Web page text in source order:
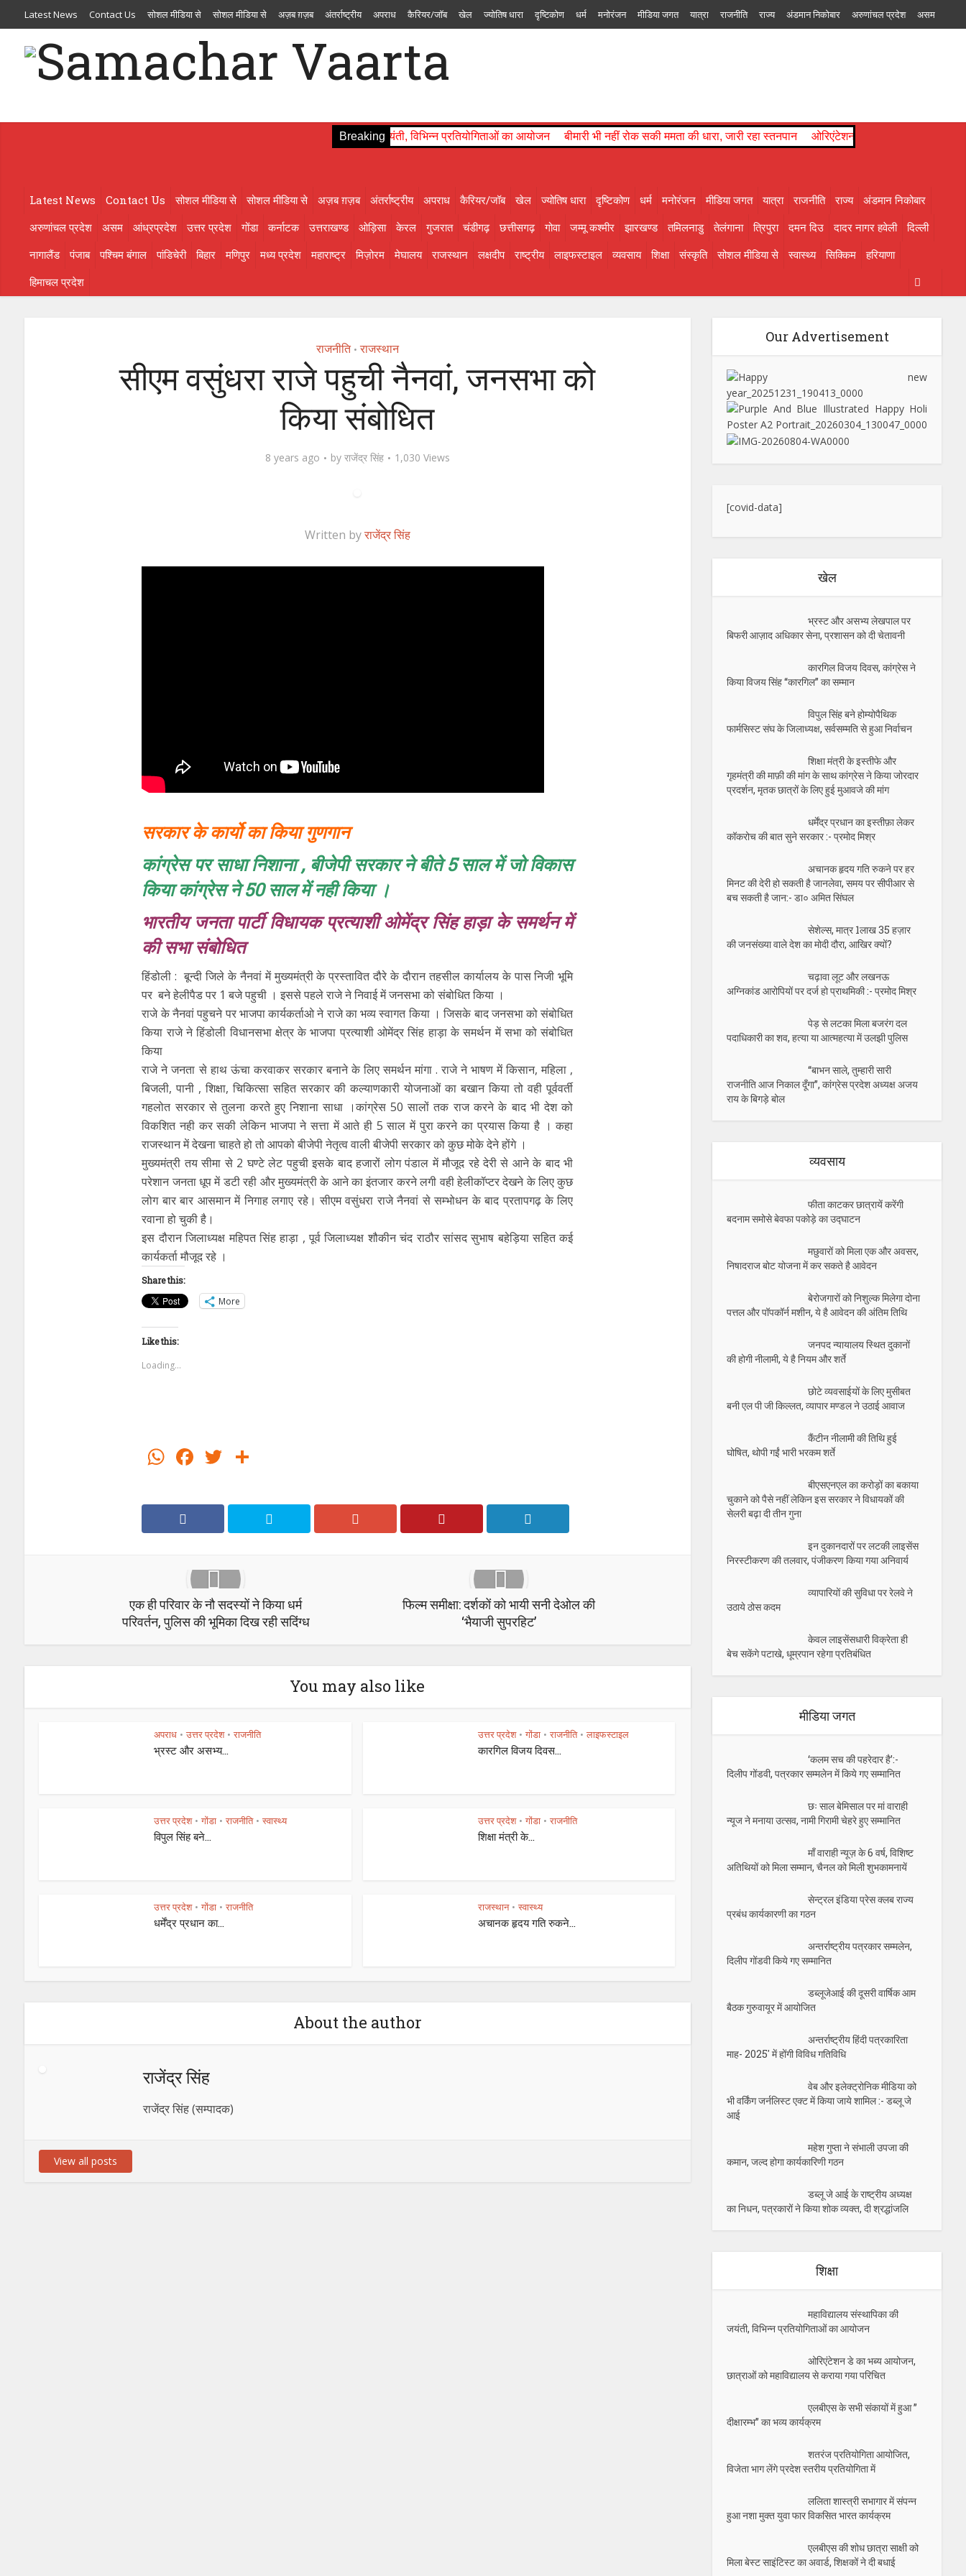
Latest News Contact Us सोशल मीडिया से सोशल मीडिया से अज़ब ग़ज़ब अंतर्राष्ट्रीय अपराध कैरियर/जॉब खेल ज्योतिष धारा दृष्टिकोण धर्म मनोरंजन मीडिया जगत यात्रा राजनीति राज्य अंडमान निकोबार अरुणांचल प्रदेश असम
आंध्रप्रदेश उत्तराखण्ड गुजरात गोवा
मणिपुर मध्य प्रदेश मिज़ोरम मेघालय राजस्थान लक्षदीप राष्ट्रीय लाइफस्टाइल व्यवसाय शिक्षा संस्कृति
Breaking
महाविद्यालय संस्थापिका की जयंती, विभिन्न प्रतियोगिताओं का आयोजन बीमारी भी नहीं रोक सकी ममता की धारा, जारी रहा स्तनपान ओरिएंटेशन डे का भब्य आयोजन, छात्राओं को
Latest News Contact Us सोशल मीडिया से सोशल मीडिया से अज़ब ग़ज़ब अंतर्राष्ट्रीय अपराध कैरियर/जॉब खेल ज्योतिष धारा दृष्टिकोण धर्म मनोरंजन मीडिया जगत यात्रा राजनीति राज्य
अंडमान निकोबार
अरुणांचल प्रदेश
असम आंध्रप्रदेश उत्तर प्रदेश गोंडा कर्नाटक उत्तराखण्ड ओड़िसा केरल गुजरात चंडीगढ़ छत्तीसगढ़ गोवा जम्मू कश्मीर झारखण्ड तमिलनाडु तेलंगाना त्रिपुरा दमन दिउ दादर नागर हवेली
दिल्ली
नागालैंड
पंजाब पश्चिम बंगाल पांडिचेरी बिहार मणिपुर मध्य प्रदेश महाराष्ट्र मिज़ोरम मेघालय राजस्थान लक्षदीप राष्ट्रीय लाइफस्टाइल व्यवसाय शिक्षा संस्कृति सोशल मीडिया से स्वास्थ्य सिक्किम
हरियाणा
हिमाचल प्रदेश
राजनीति • राजस्थान
सीएम वसुंधरा राजे पहुची नैनवां, जनसभा को
किया संबोधित
8 years ago by राजेंद्र सिंह 1,030 Views
Written byराजेंद्र सिंह
सरकार के कार्यो का किया गुणगान
कांग्रेस पर साधा निशाना , बीजेपी सरकार ने बीते 5 साल में जो विकास
किया कांग्रेस ने 50 साल में नही किया ।
भारतीय जनता पार्टी विधायक प्रत्याशी ओमेंद्र सिंह हाड़ा के समर्थन में
की सभा संबोधित
हिंडोली : बून्दी जिले के नैनवां में मुख्यमंत्री के प्रस्तावित दौरे के दौरान तहसील कार्यालय के पास निजी भूमि
पर बने हेलीपैड पर 1 बजे पहुची । इससे पहले राजे ने निवाई में जनसभा को संबोधित किया ।
राजे के नैनवां पहुचने पर भाजपा कार्यकर्ताओ ने राजे का भव्य स्वागत किया । जिसके बाद जनसभा को संबोधित
किया राजे ने हिंडोली विधानसभा क्षेत्र के भाजपा प्रत्याशी ओमेंद्र सिंह हाड़ा के समर्थन में सभा को संबोधित
किया
राजे ने जनता से हाथ ऊंचा करवाकर सरकार बनाने के लिए समर्थन मांगा . राजे ने भाषण में किसान, महिला ,
बिजली, पानी , शिक्षा, चिकित्सा सहित सरकार की कल्याणकारी योजनाओं का बखान किया तो वही पूर्ववर्ती
गहलोत सरकार से तुलना करते हुए निशाना साधा ।कांग्रेस 50 सालों तक राज करने के बाद भी देश को
विकशित नही कर सकी लेकिन भाजपा ने सत्ता में आते ही 5 साल में पुरा करने का प्रयास किया है । कहा
राजस्थान में देखना चाहते हो तो आपको बीजेपी नेतृत्व वाली बीजेपी सरकार को कुछ मोके देने होंगे ।
मुख्यमंत्री तय सीमा से 2 घण्टे लेट पहुची इसके बाद हजारों लोग पंडाल में मौजूद रहे देरी से आने के बाद भी
परेशान जनता धूप में डटी रही और मुख्यमंत्री के आने का इंतजार करने लगी वही हेलीकॉप्टर देखने के लिए कुछ
लोग बार बार आसमान में निगाह लगाए रहे। सीएम वसुंधरा राजे नैनवां से सम्भोधन के बाद प्रतापगढ़ के लिए
रवाना हो चुकी है।
इस दौरान जिलाध्यक्ष महिपत सिंह हाड़ा , पूर्व जिलाध्यक्ष शौकीन चंद राठौर सांसद सुभाष बहेड़िया सहित कई
कार्यकर्ता मौजूद रहे ।
Share this:
More
Like this:
Loading...
WhatsApp
Facebook
Twitter
एक ही परिवार के नौ सदस्यों ने किया धर्म
परिवर्तन, पुलिस की भूमिका दिख रही सदिंग्ध
फिल्म समीक्षा: दर्शकों को भायी सनी देओल की
‘भैयाजी सुपरहिट’
You may also like
अपराध • उत्तर प्रदेश • राजनीति
भ्रस्ट और असभ्य...
उत्तर प्रदेश • गोंडा • राजनीति • लाइफस्टाइल
कारगिल विजय दिवस...
उत्तर प्रदेश • गोंडा • राजनीति • स्वास्थ्य
विपुल सिंह बने...
उत्तर प्रदेश • गोंडा • राजनीति
शिक्षा मंत्री के...
उत्तर प्रदेश • गोंडा • राजनीति
धर्मेंद्र प्रधान का...
राजस्थान • स्वास्थ्य
अचानक हृदय गति रुकने...
About the author
राजेंद्र सिंह
राजेंद्र सिंह (सम्पादक)
View all posts
Our Advertisement
[covid-data]
खेल
भ्रस्ट और असभ्य लेखपाल पर
बिफरी आज़ाद अधिकार सेना, प्रशासन को दी चेतावनी
कारगिल विजय दिवस, कांग्रेस ने
किया विजय सिंह “कारगिल” का सम्मान
विपुल सिंह बने होम्योपैथिक
फार्मसिस्ट संघ के जिलाध्यक्ष, सर्वसम्मति से हुआ निर्वाचन
शिक्षा मंत्री के इस्तीफे और
गृहमंत्री की माफ़ी की मांग के साथ कांग्रेस ने किया जोरदार
प्रदर्शन, मृतक छात्रों के लिए हुई मुआवजे की मांग
धर्मेंद्र प्रधान का इस्तीफ़ा लेकर
कॉकरोच की बात सुने सरकार :- प्रमोद मिश्र
अचानक हृदय गति रुकने पर हर
मिनट की देरी हो सकती है जानलेवा, समय पर सीपीआर से
बच सकती है जान:- डा० अमित सिंघल
सेशेल्स, मात्र 1लाख 35 हज़ार
की जनसंख्या वाले देश का मोदी दौरा, आखिर क्यों?
चढ़ावा लूट और लखनऊ
अग्निकांड आरोपियों पर दर्ज हो प्राथमिकी :- प्रमोद मिश्र
पेड़ से लटका मिला बजरंग दल
पदाधिकारी का शव, हत्या या आत्महत्या में उलझी पुलिस
“बाभन साले, तुम्हारी सारी
राजनीति आज निकाल दूँगा”, कांग्रेस प्रदेश अध्यक्ष अजय
राय के बिगड़े बोल
व्यवसाय
फीता काटकर छात्रायें करेंगी
बदनाम समोसे बेवफा पकोड़े का उद्घाटन
मछुवारों को मिला एक और अवसर,
निषादराज बोट योजना में कर सकते है आवेदन
बेरोजगारों को निशुल्क मिलेगा दोना
पत्तल और पॉपकॉर्न मशीन, ये है आवेदन की अंतिम तिथि
जनपद न्यायालय स्थित दुकानों
की होगी नीलामी, ये है नियम और शर्ते
छोटे व्यवसाईयों के लिए मुसीबत
बनी एल पी जी किल्लत, व्यापार मण्डल ने उठाई आवाज
कैंटीन नीलामी की तिथि हुई
घोषित, थोपी गईं भारी भरकम शर्ते
बीएसएनएल का करोड़ों का बकाया
चुकाने को पैसे नहीं लेकिन इस सरकार ने विधायकों की
सेलरी बढ़ा दी तीन गुना
इन दुकानदारों पर लटकी लाइसेंस
निरस्टीकरण की तलवार, पंजीकरण किया गया अनिवार्य
व्यापारियों की सुविधा पर रेलवे ने
उठाये ठोस कदम
केवल लाइसेंसधारी विक्रेता ही
बेच सकेंगे पटाखे, धूम्रपान रहेगा प्रतिबंधित
मीडिया जगत
‘कलम सच की पहरेदार है’:-
दिलीप गोंडवी, पत्रकार सम्मलेन में किये गए सम्मानित
छः साल बेमिसाल पर मां वाराही
न्यूज ने मनाया उत्सव, नामी गिरामी चेहरे हुए सम्मानित
माँ वाराही न्यूज़ के 6 वर्ष, विशिष्ट
अतिथियों को मिला सम्मान, चैनल को मिली शुभकामनायें
सेन्ट्रल इंडिया प्रेस क्लब राज्य
प्रबंध कार्यकारणी का गठन
अन्तर्राष्ट्रीय पत्रकार सम्मलेन,
दिलीप गोंडवी किये गए सम्मानित
डब्लूजेआई की दूसरी वार्षिक आम
बैठक गुरुवायूर में आयोजित
अन्तर्राष्ट्रीय हिंदी पत्रकारिता
माह- 2025′ में होंगी विविध गतिविधि
वेब और इलेक्ट्रोनिक मीडिया को
भी वर्किंग जर्नलिस्ट एक्ट में किया जाये शामिल :- डब्लू जे
आई
महेश गुप्ता ने संभाली उपजा की
कमान, जल्द होगा कार्यकारिणी गठन
डब्लू जे आई के राष्ट्रीय अध्यक्ष
का निधन, पत्रकारों ने किया शोक व्यक्त, दी श्रद्धांजलि
शिक्षा
महाविद्यालय संस्थापिका की
जयंती, विभिन्न प्रतियोगिताओं का आयोजन
ओरिएंटेशन डे का भब्य आयोजन,
छात्राओं को महाविद्यालय से कराया गया परिचित
एलबीएस के सभी संकायों में हुआ ”
दीक्षारम्भ” का भव्य कार्यक्रम
शतरंज प्रतियोगिता आयोजित,
विजेता भाग लेंगे प्रदेश स्तरीय प्रतियोगिता में
ललिता शास्त्री सभागार में संपन्न
हुआ नशा मुक्त युवा फार विकसित भारत कार्यक्रम
एलबीएस की शोध छात्रा साक्षी को
मिला बेस्ट साइंटिस्ट का अवार्ड, शिक्षकों ने दी बधाई